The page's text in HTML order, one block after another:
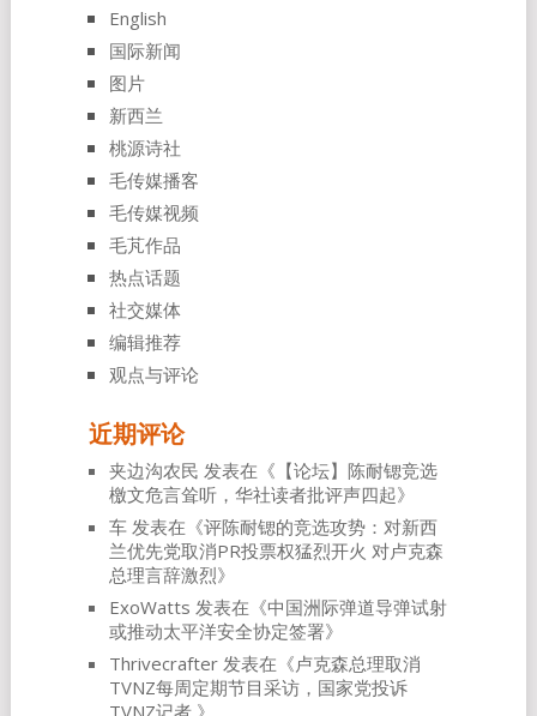
English
国际新闻
图片
新西兰
桃源诗社
毛传媒播客
毛传媒视频
毛芃作品
热点话题
社交媒体
编辑推荐
观点与评论
近期评论
夹边沟农民 发表在《 【论坛】陈耐锶竞选
檄文危言耸听，华社读者批评声四起》
车发表在《评陈耐锶的竞选攻势：对新西
兰优先党取消PR投票权猛烈开火 对卢克森
总理言辞激烈》
ExoWatts 发表在《中国洲际弹道导弹试射
或推动太平洋安全协定签署》
Thrivecrafter发表在《卢克森总理取消
TVNZ每周定期节目采访，国家党投诉